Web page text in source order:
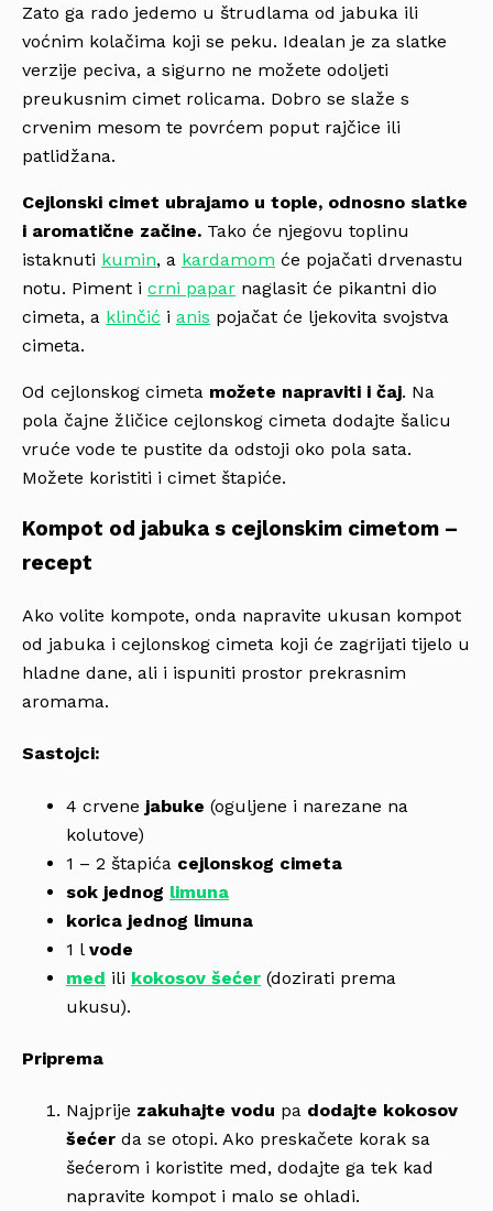
Zato ga rado jedemo u štrudlama od jabuka ili
voćnim kolačima koji se peku. Idealan je za slatke
verzije peciva, a sigurno ne možete odoljeti
preukusnim cimet rolicama. Dobro se slaže s
crvenim mesom te povrćem poput rajčice ili
patlidžana.
Cejlonski cimet ubrajamo u tople, odnosno slatke
i aromatične začine. Tako će njegovu toplinu
istaknuti kumin, a kardamom će pojačati drvenastu
notu. Piment i crni papar naglasit će pikantni dio
cimeta, a klinčić i anis pojačat će ljekovita svojstva
cimeta.
Od cejlonskog cimeta možete napraviti i čaj. Na
pola čajne žličice cejlonskog cimeta dodajte šalicu
vruće vode te pustite da odstoji oko pola sata.
Možete koristiti i cimet štapiće.
Kompot od jabuka s cejlonskim cimetom –
recept
Ako volite kompote, onda napravite ukusan kompot
od jabuka i cejlonskog cimeta koji će zagrijati tijelo u
hladne dane, ali i ispuniti prostor prekrasnim
aromama.
Sastojci:
4 crvene jabuke (oguljene i narezane na
kolutove)
1 – 2 štapića cejlonskog cimeta
sok jednog limuna
korica jednog limuna
1 l vode
med ili kokosov šećer (dozirati prema
ukusu).
Priprema
Najprije zakuhajte vodu pa dodajte kokosov
šećer da se otopi. Ako preskačete korak sa
šećerom i koristite med, dodajte ga tek kad
napravite kompot i malo se ohladi.